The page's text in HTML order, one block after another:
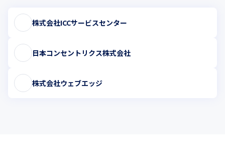
株式会社ICCサービスセンター
日本コンセントリクス株式会社
株式会社ウェブエッジ